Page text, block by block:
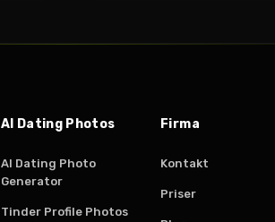
helst kunne have skrevet.
AI Dating Photos
AI Dating Photo
Generator
Tinder Profile Photos
Firma
Kontakt
Priser